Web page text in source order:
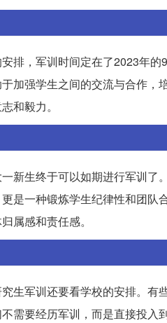
排，军训时间定在了2023年的
加强学生之间的交流与合作，
和毅力。
新生终于可以如期进行军训了
是一种锻炼学生纪律性和团队
属感和责任感。
生军训还要看学校的安排。有
需要经历军训，而是直接投入